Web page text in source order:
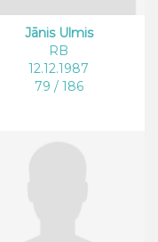
Jānis Ulmis
RB
12.12.1987
79 / 186